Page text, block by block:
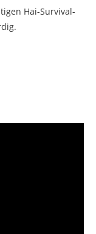
Hai-Survival-